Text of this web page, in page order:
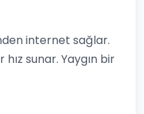
internet sağlar.
sunar. Yaygın bir